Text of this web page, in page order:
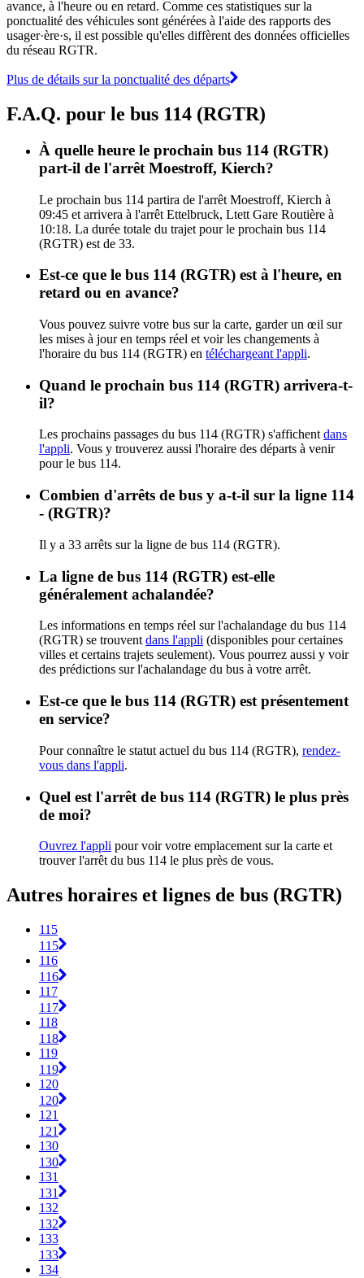
avance, à l'heure ou en retard. Comme ces statistiques sur la
ponctualité des véhicules sont générées à l'aide des rapports des
usager·ère·s, il est possible qu'elles diffèrent des données officielles
du réseau RGTR.
Plus de détails sur la ponctualité des départs
F.A.Q. pour le bus 114 (RGTR)
À quelle heure le prochain bus 114 (RGTR)
part-il de l'arrêt Moestroff, Kierch?
Le prochain bus 114 partira de l'arrêt Moestroff, Kierch à
09:45 et arrivera à l'arrêt Ettelbruck, Ltett Gare Routière à
10:18. La durée totale du trajet pour le prochain bus 114
(RGTR) est de 33.
Est-ce que le bus 114 (RGTR) est à l'heure, en
retard ou en avance?
Vous pouvez suivre votre bus sur la carte, garder un œil sur
les mises à jour en temps réel et voir les changements à
l'horaire du bus 114 (RGTR) en téléchargeant l'appli.
Quand le prochain bus 114 (RGTR) arrivera-t-
il?
Les prochains passages du bus 114 (RGTR) s'affichentdans
l'appli. Vous y trouverez aussi l'horaire des départs à venir
pour le bus 114.
Combien d'arrêts de bus y a-t-il sur la ligne 114
- (RGTR)?
Il y a 33 arrêts sur la ligne de bus 114 (RGTR).
La ligne de bus 114 (RGTR) est-elle
généralement achalandée?
Les informations en temps réel sur l'achalandage du bus 114
(RGTR) se trouvent dans l'appli (disponibles pour certaines
villes et certains trajets seulement). Vous pourrez aussi y voir
des prédictions sur l'achalandage du bus à votre arrêt.
Est-ce que le bus 114 (RGTR) est présentement
en service?
Pour connaître le statut actuel du bus 114 (RGTR), rendez-
vous dans l'appli.
Quel est l'arrêt de bus 114 (RGTR) le plus près
de moi?
Ouvrez l'appli pour voir votre emplacement sur la carte et
trouver l'arrêt du bus 114 le plus près de vous.
Autres horaires et lignes de bus (RGTR)
115
115
116
116
117
117
118
118
119
119
120
120
121
121
130
130
131
131
132
132
133
133
134